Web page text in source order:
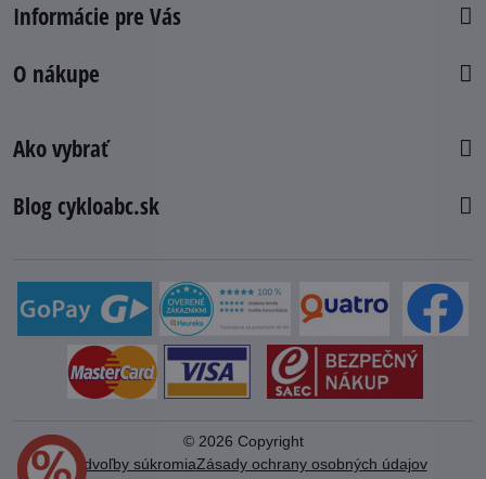
Informácie pre Vás
O nákupe
Ako vybrať
Blog cykloabc.sk
© 2026 Copyright
Predvoľby súkromiaZásady ochrany osobných údajov